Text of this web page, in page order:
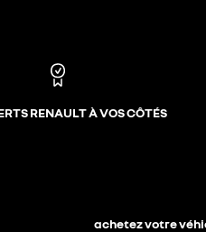
RENAULT À VOS CÔTÉS
achetez votre